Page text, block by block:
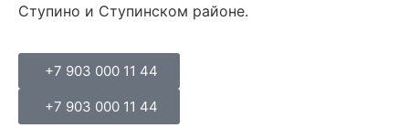
Ступино и Ступинском районе.
+7 903 000 11 44
+7 903 000 11 44